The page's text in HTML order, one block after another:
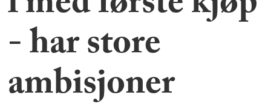
- har store
ambisjoner